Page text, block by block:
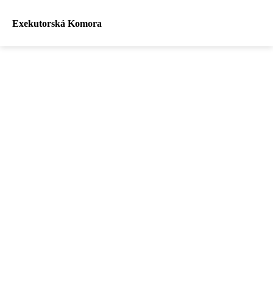
Exekutorská Komora